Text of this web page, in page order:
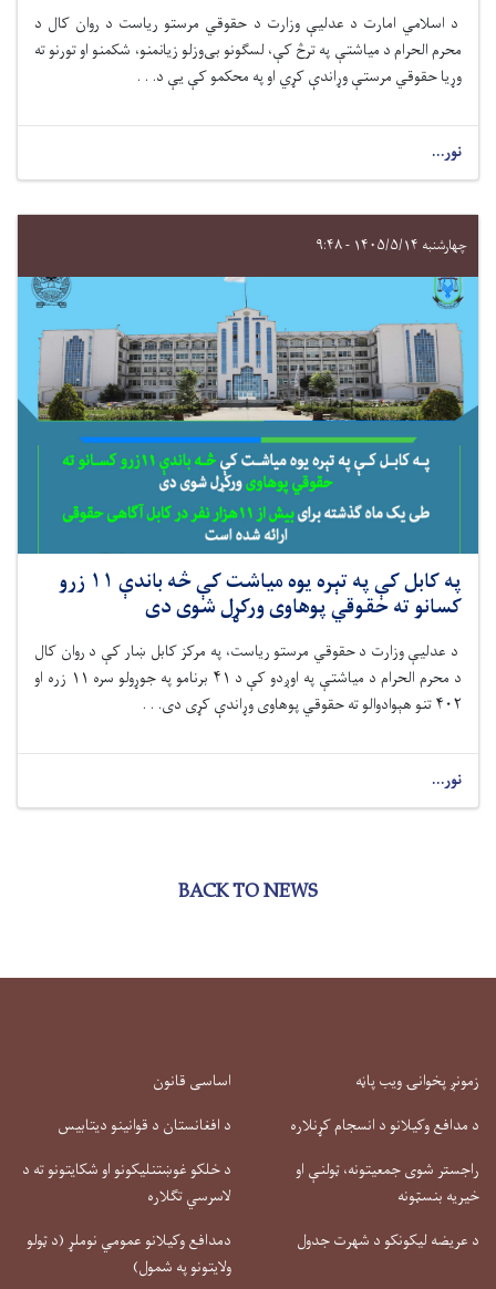
د اسلامي امارت د عدلیې وزارت د حقوقي مرستو رياست د روان کال د
محرم الحرام د میاشتې په ترڅ کې، لسګونو بی‌وزلو زیانمنو، شکمنو او تورنو ته
وړیا حقوقي مرستې وړاندې کړي او په محکمو کې يې د. . .
نور...
چهارشنبه ۱۴۰۵/۵/۱۴ - ۹:۴۸
په کابل کې په تېره یوه میاشت کې څه باندې ۱۱ زرو
کسانو ته حقوقي پوهاوی ورکړل شوی دی
د عدلیې وزارت د حقوقي مرستو رياست، په مرکز کابل ښار کې د روان کال
د محرم الحرام د میاشتې په اوږدو کې د ۴۱ برنامو په جوړولو سره ۱۱ زره او
۴۰۲ تنو هېوادوالو ته حقوقي پوهاوی وړاندې کړی دی. . .
نور...
BACK TO NEWS
زمونږ پخوانۍ ویب پاڼه
د مدافع وکیلانو د انسجام کړنلاره
راجستر شوی جمعیتونه، ټولنې او
خیریه بنسټونه
د عریضه لیکونکو د شهرت جدول
اساسی قانون
د افغانستان د قوانینو دیتابیس
د خلکو غوښتنلیکونو او شکایتونو ته د
لاسرسي تګلاره
دمدافع وکیلانو عمومي نوملړ (د ټولو
ولایتونو په شمول)